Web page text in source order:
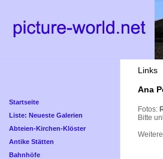
Links
Startseite
Liste: Neueste Galerien
Abteien-Kirchen-Klöster
Antike Stätten
Bahnhöfe
Ana
Fotos:
Bitte